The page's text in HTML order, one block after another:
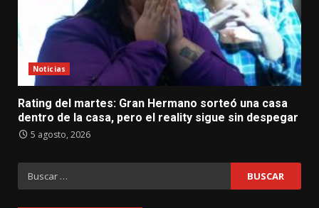
Noticias
Rating del martes: Gran Hermano sorteó una casa
dentro de la casa, pero el reality sigue sin despegar
5 agosto, 2026
Buscar: